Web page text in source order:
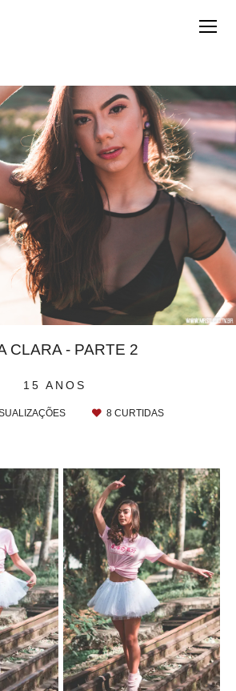
15 ANOS
CLARA - PARTE 2
8 CURTIDAS